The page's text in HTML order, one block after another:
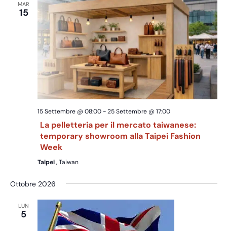
MAR
15
15 Settembre @ 08:00-25 Settembre @ 17:00
La pelletteria per il mercato taiwanese:
temporary showroom alla Taipei Fashion
Week
Taipei, Taiwan
Ottobre 2026
LUN
5